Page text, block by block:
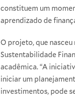
constituem um
aprendizado de
O projeto, que
Sustentabilidade
acadêmica. “A
iniciar um
investimentos, pode